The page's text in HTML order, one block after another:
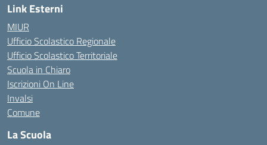
Link Esterni
MIUR
Ufficio Scolastico Regionale
Ufficio Scolastico Territoriale
Scuola in Chiaro
Iscrizioni On Line
Invalsi
Comune
La Scuola